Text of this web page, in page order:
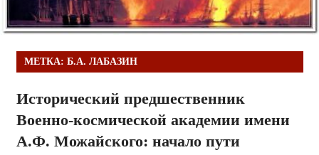
МЕТКА: Б.А. ЛАБАЗИН
Исторический предшественник
Военно-космической академии имени
А.Ф. Можайского: начало пути